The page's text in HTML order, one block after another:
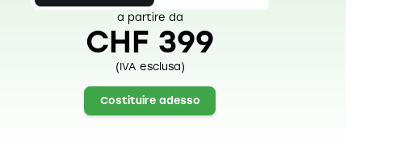
a partire da
CHF 399
(IVA esclusa)
Costituire adesso